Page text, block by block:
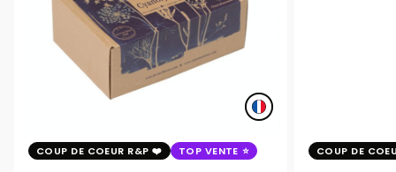
COUP DE COEUR R&P TOP VENTE COUP DE